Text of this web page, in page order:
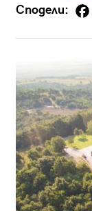
Сподели: